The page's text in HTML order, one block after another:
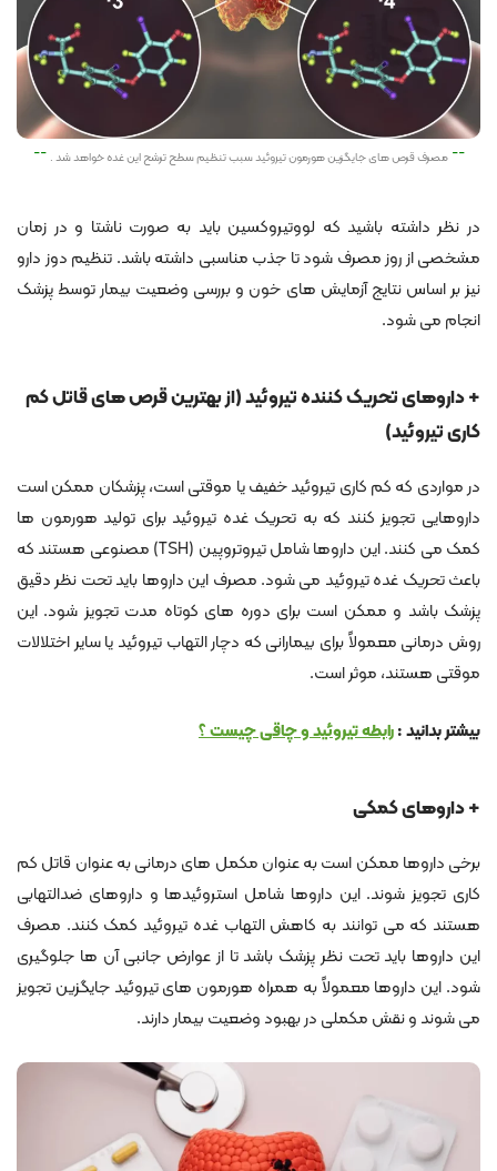
مصرف قرص های جایگزین هورمون تیروئید سبب تنظیم سطح ترشح این غده خواهد شد .
در نظر داشته باشید که لووتیروکسین باید به صورت ناشتا و در زمان
مشخصی از روز مصرف شود تا جذب مناسبی داشته باشد. تنظیم دوز دارو
نیز بر اساس نتایج آزمایش های خون و بررسی وضعیت بیمار توسط پزشک
انجام می شود.
+ داروهای تحریک کننده تیروئید (از بهترین قرص های قاتل کم
کاری تیروئید)
در مواردی که کم کاری تیروئید خفیف یا موقتی است، پزشکان ممکن است
داروهایی تجویز کنند که به تحریک غده تیروئید برای تولید هورمون ها
کمک می کنند. این داروها شامل تیروتروپین (TSH) مصنوعی هستند که
باعث تحریک غده تیروئید می شود. مصرف این داروها باید تحت نظر دقیق
پزشک باشد و ممکن است برای دوره های کوتاه مدت تجویز شود. این
روش درمانی معمولاً برای بیمارانی که دچار التهاب تیروئید یا سایر اختلالات
موقتی هستند، موثر است.
بیشتر بدانید :رابطه تیروئید و چاقی چیست ؟
+ داروهای کمکی
برخی داروها ممکن است به عنوان مکمل های درمانی به عنوان قاتل کم
کاری تجویز شوند. این داروها شامل استروئیدها و داروهای ضدالتهابی
هستند که می توانند به کاهش التهاب غده تیروئید کمک کنند. مصرف
این داروها باید تحت نظر پزشک باشد تا از عوارض جانبی آن ها جلوگیری
شود. این داروها معمولاً به همراه هورمون های تیروئید جایگزین تجویز
می شوند و نقش مکملی در بهبود وضعیت بیمار دارند.